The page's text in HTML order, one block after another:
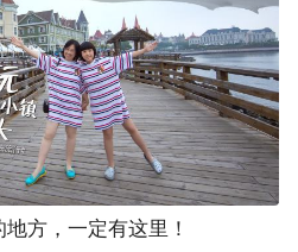
方，一定有这里！